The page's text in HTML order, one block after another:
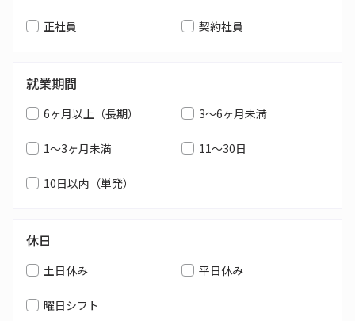
正社員 契約社員
就業期間
6ヶ月以上（長期） 3～6ヶ月未満
1～3ヶ月未満 11～30日
10日以内（単発）
休日
土日休み 平日休み
曜日シフト